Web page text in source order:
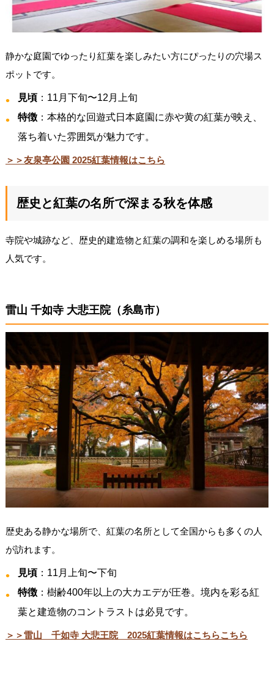
静かな庭園でゆったり紅葉を楽しみたい方にぴったりの穴場ス
ポットです。
見頃：11月下旬〜12月上旬
特徴：本格的な回遊式日本庭園に赤や黄の紅葉が映え、
落ち着いた雰囲気が魅力です。
＞＞友泉亭公園 2025紅葉情報はこちら
歴史と紅葉の名所で深まる秋を体感
寺院や城跡など、歴史的建造物と紅葉の調和を楽しめる場所も
人気です。
雷山 千如寺 大悲王院（糸島市）
歴史ある静かな場所で、紅葉の名所として全国からも多くの人
が訪れます。
見頃：11月上旬〜下旬
特徴：樹齢400年以上の大カエデが圧巻。境内を彩る紅
葉と建造物のコントラストは必見です。
＞＞雷山 千如寺 大悲王院 2025紅葉情報はこちらこちら